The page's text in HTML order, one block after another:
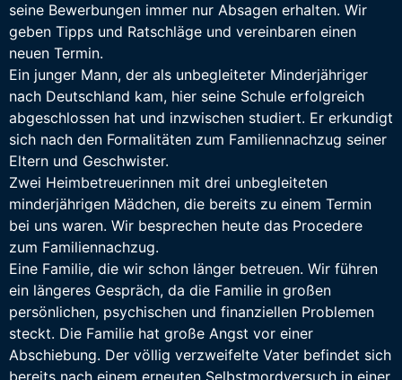
seine Bewerbungen immer nur Absagen erhalten. Wir
geben Tipps und Ratschläge und vereinbaren einen
neuen Termin.
Ein junger Mann, der als unbegleiteter Minderjähriger
nach Deutschland kam, hier seine Schule erfolgreich
abgeschlossen hat und inzwischen studiert. Er erkundigt
sich nach den Formalitäten zum Familiennachzug seiner
Eltern und Geschwister.
Zwei Heimbetreuerinnen mit drei unbegleiteten
minderjährigen Mädchen, die bereits zu einem Termin
bei uns waren. Wir besprechen heute das Procedere
zum Familiennachzug.
Eine Familie, die wir schon länger betreuen. Wir führen
ein längeres Gespräch, da die Familie in großen
persönlichen, psychischen und finanziellen Problemen
steckt. Die Familie hat große Angst vor einer
Abschiebung. Der völlig verzweifelte Vater befindet sich